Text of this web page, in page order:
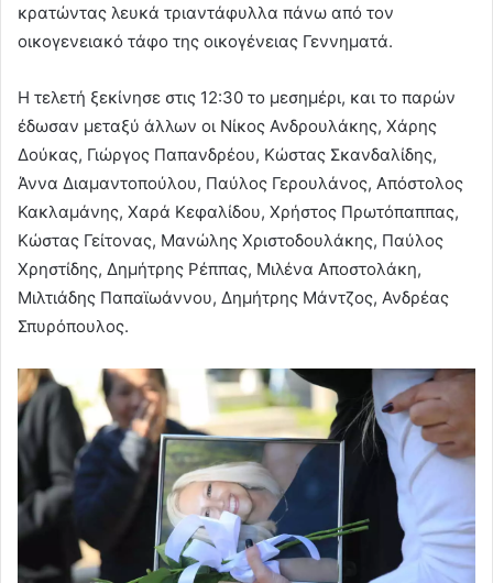
κρατώντας λευκά τριαντάφυλλα πάνω από τον
οικογενειακό τάφο της οικογένειας Γεννηματά.
Η τελετή ξεκίνησε στις 12:30 το μεσημέρι, και το παρών
έδωσαν μεταξύ άλλων οι Νίκος Ανδρουλάκης, Χάρης
Δούκας, Γιώργος Παπανδρέου, Κώστας Σκανδαλίδης,
Άννα Διαμαντοπούλου, Παύλος Γερουλάνος, Απόστολος
Κακλαμάνης, Χαρά Κεφαλίδου, Χρήστος Πρωτόπαππας,
Κώστας Γείτονας, Μανώλης Χριστοδουλάκης, Παύλος
Χρηστίδης, Δημήτρης Ρέππας, Μιλένα Αποστολάκη,
Μιλτιάδης Παπαϊωάννου, Δημήτρης Μάντζος, Ανδρέας
Σπυρόπουλος.